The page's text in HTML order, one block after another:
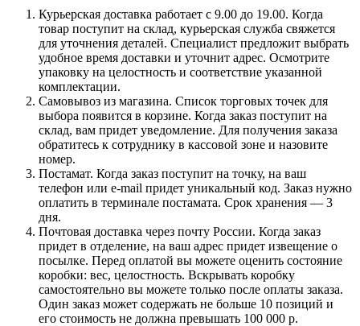
Курьерская доставка работает с 9.00 до 19.00. Когда
товар поступит на склад, курьерская служба свяжется
для уточнения деталей. Специалист предложит выбрать
удобное время доставки и уточнит адрес. Осмотрите
упаковку на целостность и соответствие указанной
комплектации.
Самовывоз из магазина. Список торговых точек для
выбора появится в корзине. Когда заказ поступит на
склад, вам придет уведомление. Для получения заказа
обратитесь к сотруднику в кассовой зоне и назовите
номер.
Постамат. Когда заказ поступит на точку, на ваш
телефон или e-mail придет уникальный код. Заказ нужно
оплатить в терминале постамата. Срок хранения — 3
дня.
Почтовая доставка через почту России. Когда заказ
придет в отделение, на ваш адрес придет извещение о
посылке. Перед оплатой вы можете оценить состояние
коробки: вес, целостность. Вскрывать коробку
самостоятельно вы можете только после оплаты заказа.
Один заказ может содержать не больше 10 позиций и
его стоимость не должна превышать 100 000 р.